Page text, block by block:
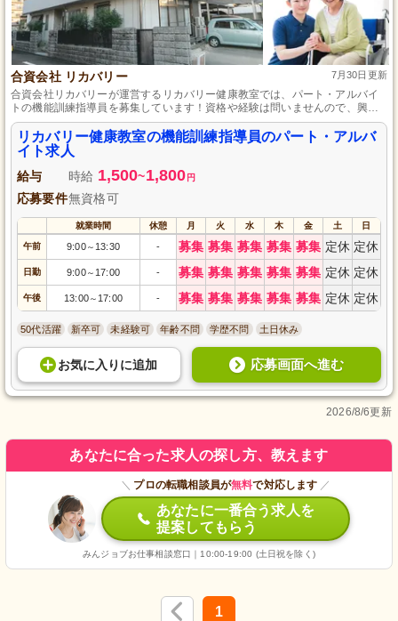
合資会社 リカバリー 7月30日更新
合資会社リカバリーが運営するリカバリー健康教室では、パート・アルバイ
トの機能訓練指導員を募集しています！資格や経験は問いませんので、興味
のある方はぜひご応募ください。地域の高齢者が元気に過ごせるようサポー
トするやりがいのあるお仕事です。明るく前向きな方を歓迎します！一緒に
健康で楽しい毎日を提供しましょう。
リカバリー健康教室の機能訓練指導員のパート・アルバ
イト求人
給与 時給 1,500~1,800 円
応募要件無資格可
就業時間 休憩 月 火 水 木 金 土 日
午前 9:00～ 13:30 - 募集 募集 募集 募集 募集 定休 定休
日勤 9:00～ 17:00 - 募集 募集 募集 募集 募集 定休 定休
午後 13:00～ 17:00 - 募集 募集 募集 募集 募集 定休 定休
50代活躍 新卒可 未経験可 年齢不問 学歴不問 土日休み
お気に入り に追加 応募画面へ進む
2026/8/6更新
あなたに合った求人の探し方、教えます
＼ プロの転職相談員が無料で対応します ／
あなたに一番合う求人を
提案してもらう
みんジョブお仕事相談窓口｜10:00-19:00 (土日祝を除く)
1